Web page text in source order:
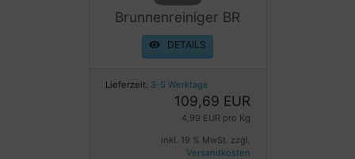
Brunnenreiniger BR
DETAILS
Lieferzeit: 3-5 Werktage
109,69 EUR
4,99 EUR pro Kg
inkl. 19 % MwSt. zzgl.
Versandkosten